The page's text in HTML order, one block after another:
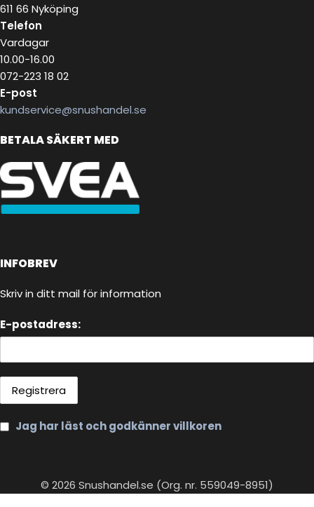
611 66 Nyköping
Telefon
Vardagar
10.00-16.00
072-223 18 02
E-post
kundservice@snushandel.se
BETALA SÄKERT MED
INFOBREV
Skriv in ditt mail för information
E-postadress:
Jag har läst och godkänner villkoren
© 2026 Snushandel.se (Org. nr. 559049-8951)